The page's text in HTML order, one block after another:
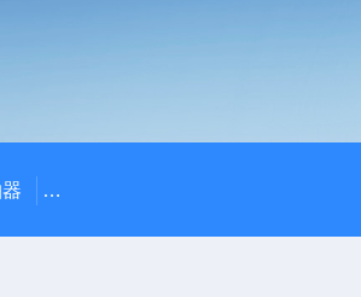
0184-45703-3-003原装劲价供